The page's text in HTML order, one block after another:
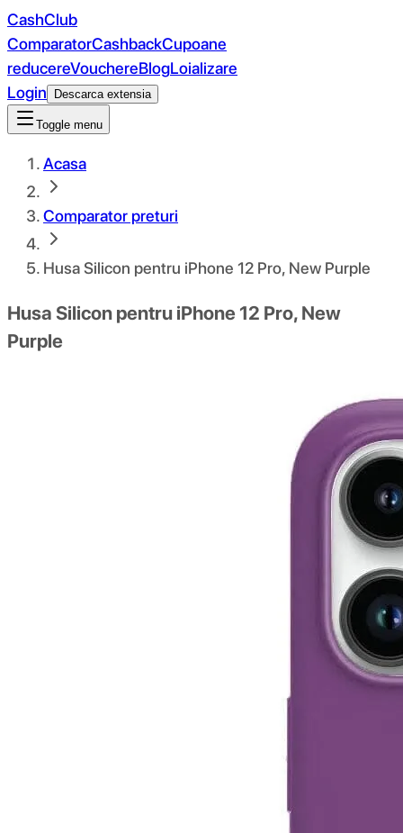
CashClub
ComparatorCashbackCupoane
reducereVouchereBlogLoializare
Login
Descarca extensia
Toggle menu
Acasa
Comparator preturi
Husa Silicon pentru iPhone 12 Pro, New Purple
Husa Silicon pentru iPhone 12 Pro, New
Purple